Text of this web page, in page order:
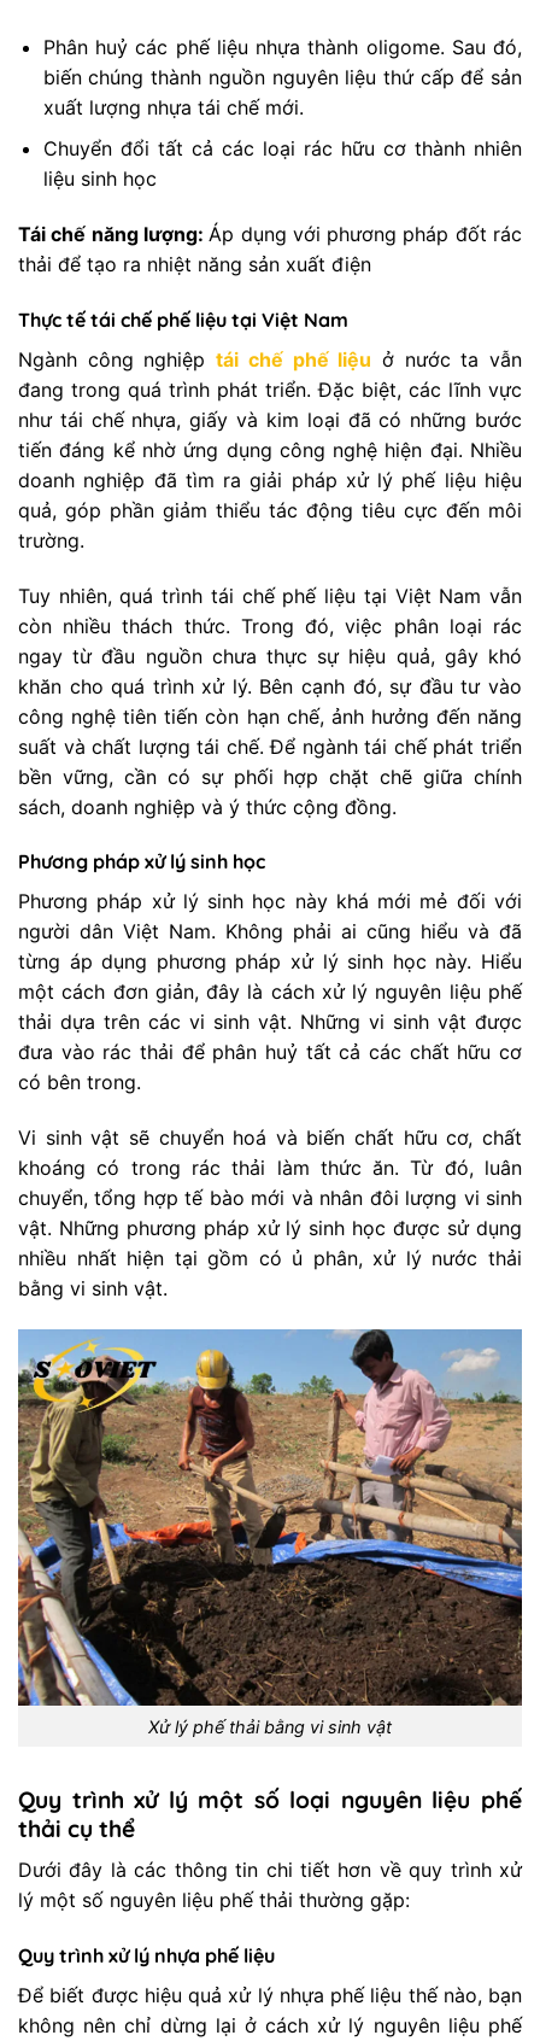
Phân huỷ các phế liệu nhựa thành oligome. Sau đó,
biến chúng thành nguồn nguyên liệu thứ cấp để sản
xuất lượng nhựa tái chế mới.
Chuyển đổi tất cả các loại rác hữu cơ thành nhiên
liệu sinh học
Tái chế năng lượng:Áp dụng với phương pháp đốt rác
thải để tạo ra nhiệt năng sản xuất điện
Thực tế tái chế phế liệu tại Việt Nam
Ngành công nghiệptái chế phế liệu ở nước ta vẫn
đang trong quá trình phát triển. Đặc biệt, các lĩnh vực
như tái chế nhựa, giấy và kim loại đã có những bước
tiến đáng kể nhờ ứng dụng công nghệ hiện đại. Nhiều
doanh nghiệp đã tìm ra giải pháp xử lý phế liệu hiệu
quả, góp phần giảm thiểu tác động tiêu cực đến môi
trường.
Tuy nhiên, quá trình tái chế phế liệu tại Việt Nam vẫn
còn nhiều thách thức. Trong đó, việc phân loại rác
ngay từ đầu nguồn chưa thực sự hiệu quả, gây khó
khăn cho quá trình xử lý. Bên cạnh đó, sự đầu tư vào
công nghệ tiên tiến còn hạn chế, ảnh hưởng đến năng
suất và chất lượng tái chế. Để ngành tái chế phát triển
bền vững, cần có sự phối hợp chặt chẽ giữa chính
sách, doanh nghiệp và ý thức cộng đồng.
Phương pháp xử lý sinh học
Phương pháp xử lý sinh học này khá mới mẻ đối với
người dân Việt Nam. Không phải ai cũng hiểu và đã
từng áp dụng phương pháp xử lý sinh học này. Hiểu
một cách đơn giản, đây là cách xử lý nguyên liệu phế
thải dựa trên các vi sinh vật. Những vi sinh vật được
đưa vào rác thải để phân huỷ tất cả các chất hữu cơ
có bên trong.
Vi sinh vật sẽ chuyển hoá và biến chất hữu cơ, chất
khoáng có trong rác thải làm thức ăn. Từ đó, luân
chuyển, tổng hợp tế bào mới và nhân đôi lượng vi sinh
vật. Những phương pháp xử lý sinh học được sử dụng
nhiều nhất hiện tại gồm có ủ phân, xử lý nước thải
bằng vi sinh vật.
Xử lý phế thải bằng vi sinh vật
Quy trình xử lý một số loại nguyên liệu phế
thải cụ thể
Dưới đây là các thông tin chi tiết hơn về quy trình xử
lý một số nguyên liệu phế thải thường gặp:
Quy trình xử lý nhựa phế liệu
Để biết được hiệu quả xử lý nhựa phế liệu thế nào, bạn
không nên chỉ dừng lại ở cách xử lý nguyên liệu phế